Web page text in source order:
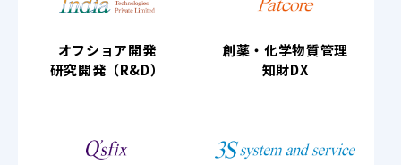
オフショア開発
研究開発（R&D）
創薬・化学物質管理
知財DX